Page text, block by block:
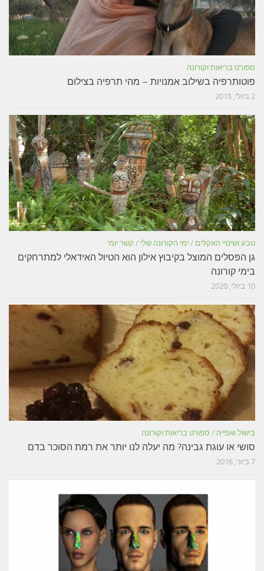
ספורט בריאות וקורונה
פוטותרפיה בשילוב אמנויות – מהי תרפיה בצילום
2 ביולי, 2015
טבע ושינויי האקלים / ימי הקורונה שלי / קשר יומי
גן הפסלים המוצל בקיבוץ אילון הוא הטיול האידאלי למתרחקים
בימי קורונה
10 ביולי, 2020
בישול ואפייה / ספורט בריאות וקורונה
סושי או עוגת גבינה? מה יעלה לנו יותר את רמת הסוכר בדם
7 ביוני, 2016